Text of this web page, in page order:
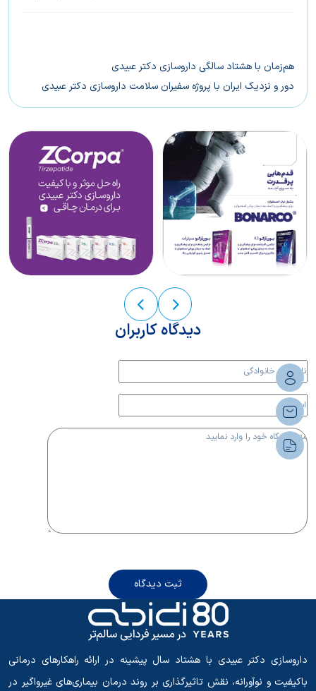
هم‌‌زمان با هشتاد سالگی داروسازی دکتر عبیدی
دور و نزدیک ایران با پروژه سفیران سلامت داروسازی دکتر عبیدی
دیدگاه کاربران
ثبت دیدگاه
داروسازی دکتر عبیدی با هشتاد سال پیشینه در ارائه راهکارهای درمانی
باکیفیت و نوآورانه، نقش تاثیرگذاری بر روند درمان بیماری‌های غیرواگیر در